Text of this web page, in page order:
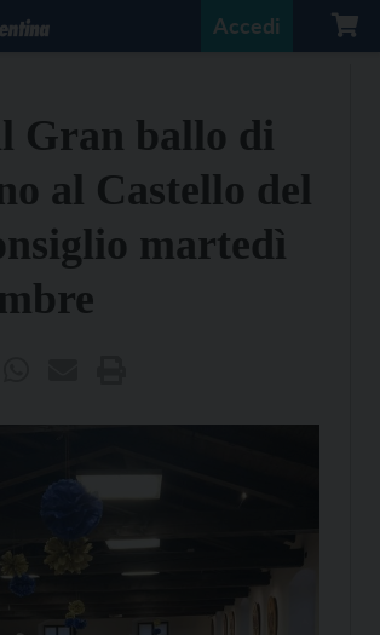
Accedi
Gran ballo di
al Castello del
martedì